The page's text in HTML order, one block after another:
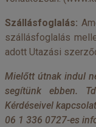
Szállásfoglalás:
szállásfoglalás
adott Utazási
Mielőtt útnak indul
segítünk ebben.
Kérdéseivel
06 1 336 0727-es